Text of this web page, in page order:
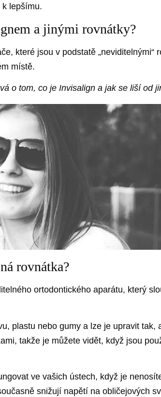
lepšímu.
a jinými rovnátky?
které jsou v podstatě
místě.
o tom, co je Invisalign a jak se liší od
rovnátka?
ortodontického aparátu, který
plastu nebo gumy a lze je upravit
takže je můžete vidět, když jsou
ve vašich ústech, když je
snižují napětí na obličejových